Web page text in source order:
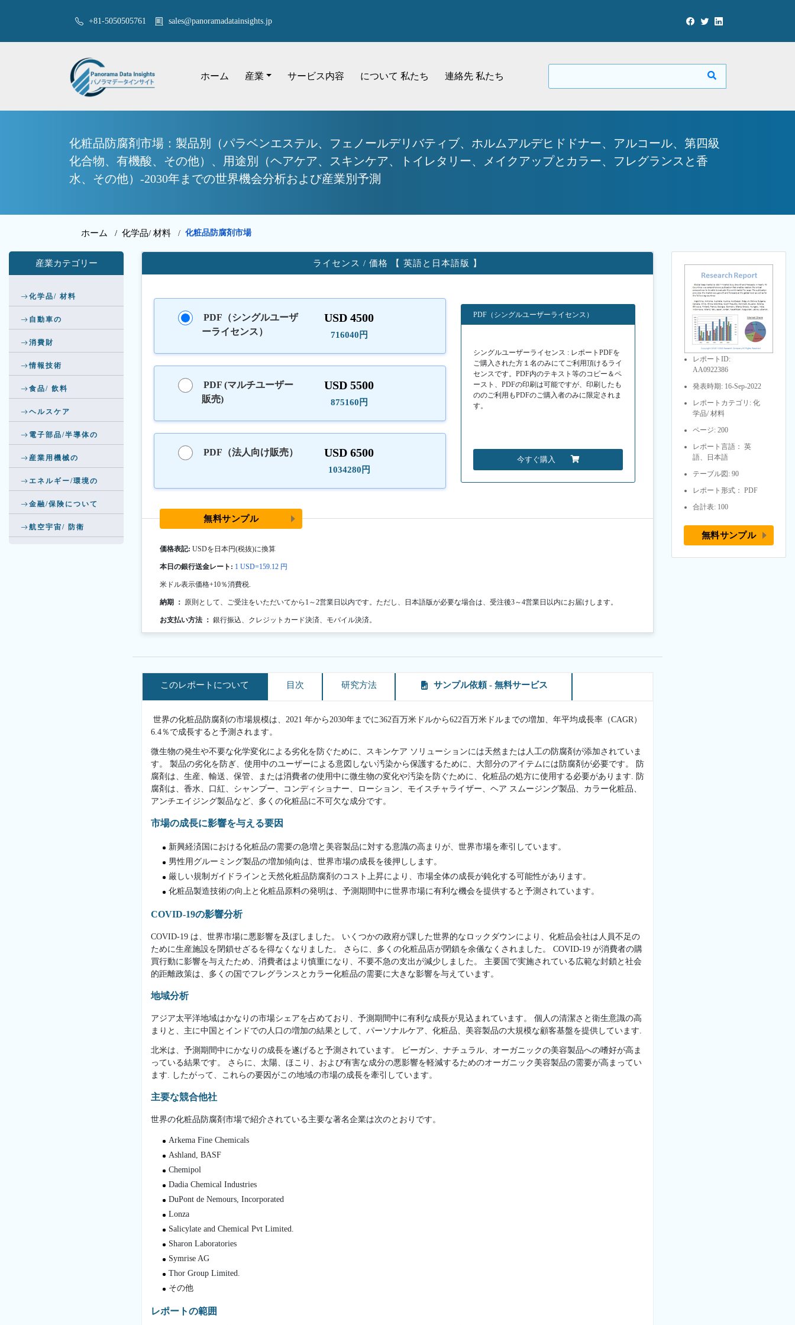
+81-5050505761 sales@panoramadatainsights.jp
ホーム 産業 サービス内容 について 私たち 連絡先 私たち
化粧品防腐剤市場：製品別（パラベンエステル、フェノールデリバティブ、ホルムアルデヒドドナー、アルコール、第四級
化合物、有機酸、その他）、用途別（ヘアケア、スキンケア、トイレタリー、メイクアップとカラー、フレグランスと香
水、その他）-2030年までの世界機会分析および産業別予測
ホーム / 化学品/ 材料 / 化粧品防腐剤市場
産業カテゴリー
化学品/ 材料
自動車の
消費財
情報技術
食品/ 飲料
ヘルスケア
電子部品/半導体の
産業用機械の
エネルギー/環境の
金融/保険について
航空宇宙/ 防衛
ライセンス / 価格 【 英語と日本語版 】
PDF（シングルユーザ
ーライセンス）
USD 4500
716040円
PDF (マルチユーザー
販売)
USD 5500
875160円
PDF（法人向け販売） USD 6500
1034280円
PDF（シングルユーザーライセンス）
シングルユーザーライセンス : レポートPDFを
ご購入された方１名のみにてご利用頂けるライ
センスです。PDF内のテキスト等のコピー＆ペ
ースト、PDFの印刷は可能ですが、印刷したも
ののご利用もPDFのご購入者のみに限定されま
す。
今すぐ購入
無料サンプル
価格表記: USDを日本円(税抜)に換算
本日の銀行送金レート: 1 USD=159.12 円
米ドル表示価格+10％消費税.
納期 ： 原則として、ご受注をいただいてから1～2営業日以内です。ただし、日本語版が必要な場合は、受注後3～4営業日以内にお届けします。
お支払い方法 ： 銀行振込、クレジットカード決済、モバイル決済。
このレポートについて 目次 研究方法 サンプル依頼 - 無料サービス
世界の化粧品防腐剤の市場規模は、2021 年から2030年までに362百万米ドルから622百万米ドルまでの増加、年平均成長率（CAGR）
6.4％で成長すると予測されます。
微生物の発生や不要な化学変化による劣化を防ぐために、スキンケア ソリューションには天然または人工の防腐剤が添加されていま
す。 製品の劣化を防ぎ、使用中のユーザーによる意図しない汚染から保護するために、大部分のアイテムには防腐剤が必要です。 防
腐剤は、生産、輸送、保管、または消費者の使用中に微生物の変化や汚染を防ぐために、化粧品の処方に使用する必要があります. 防
腐剤は、香水、口紅、シャンプー、コンディショナー、ローション、モイスチャライザー、ヘア スムージング製品、カラー化粧品、
アンチエイジング製品など、多くの化粧品に不可欠な成分です。
市場の成長に影響を与える要因
新興経済国における化粧品の需要の急増と美容製品に対する意識の高まりが、世界市場を牽引しています。
男性用グルーミング製品の増加傾向は、世界市場の成長を後押しします。
厳しい規制ガイドラインと天然化粧品防腐剤のコスト上昇により、市場全体の成長が鈍化する可能性があります。
化粧品製造技術の向上と化粧品原料の発明は、予測期間中に世界市場に有利な機会を提供すると予測されています。
COVID-19の影響分析
COVID-19 は、世界市場に悪影響を及ぼしました。 いくつかの政府が課した世界的なロックダウンにより、化粧品会社は人員不足の
ために生産施設を閉鎖せざるを得なくなりました。 さらに、多くの化粧品店が閉鎖を余儀なくされました。 COVID-19 が消費者の購
買行動に影響を与えたため、消費者はより慎重になり、不要不急の支出が減少しました。 主要国で実施されている広範な封鎖と社会
的距離政策は、多くの国でフレグランスとカラー化粧品の需要に大きな影響を与えています。
地域分析
アジア太平洋地域はかなりの市場シェアを占めており、予測期間中に有利な成長が見込まれています。 個人の清潔さと衛生意識の高
まりと、主に中国とインドでの人口の増加の結果として、パーソナルケア、化粧品、美容製品の大規模な顧客基盤を提供しています.
北米は、予測期間中にかなりの成長を遂げると予測されています。 ビーガン、ナチュラル、オーガニックの美容製品への嗜好が高ま
っている結果です。 さらに、太陽、ほこり、および有害な成分の悪影響を軽減するためのオーガニック美容製品の需要が高まってい
ます. したがって、これらの要因がこの地域の市場の成長を牽引しています。
主要な競合他社
世界の化粧品防腐剤市場で紹介されている主要な著名企業は次のとおりです。
Arkema Fine Chemicals
Ashland, BASF
Chemipol
Dadia Chemical Industries
DuPont de Nemours, Incorporated
Lonza
Salicylate and Chemical Pvt Limited.
Sharon Laboratories
Symrise AG
Thor Group Limited.
その他
レポートの範囲
レポートID:
AA0922386
発表時期: 16-Sep-2022
レポートカテゴリ: 化
学品/ 材料
ページ: 200
レポート言語： 英
語、日本語
テーブル図: 90
レポート形式： PDF
合計表: 100
無料サンプル